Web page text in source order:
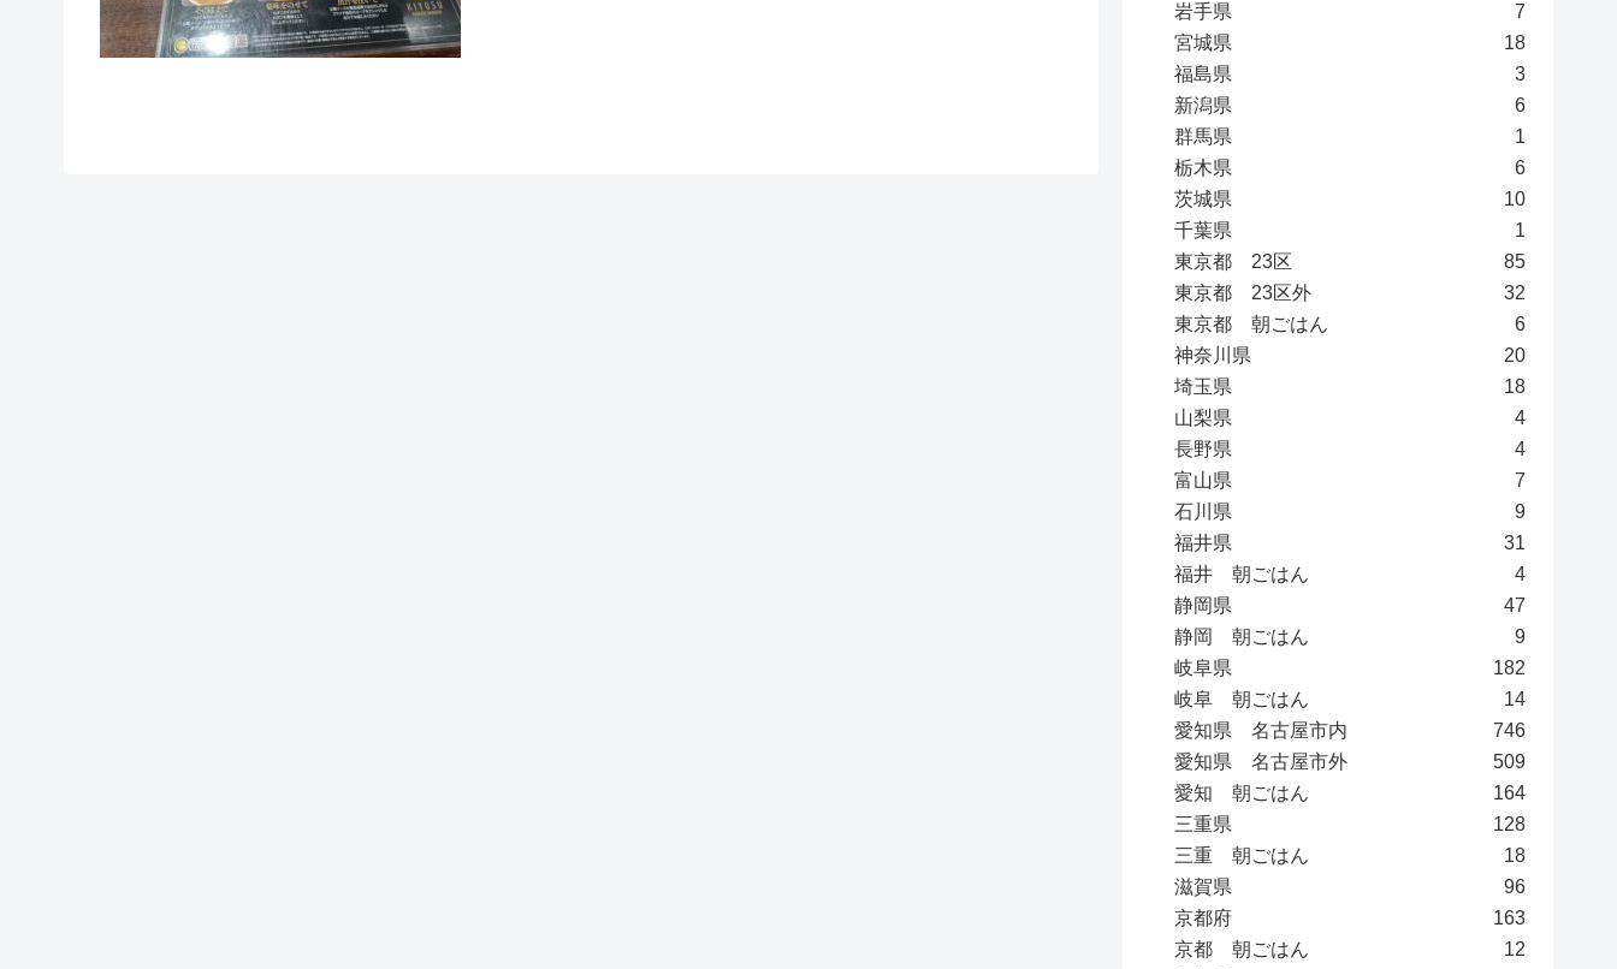
岩手県
7
宮城県
18
福島県
3
新潟県
6
群馬県
1
栃木県
6
茨城県
10
千葉県
1
東京都 23区
85
東京都 23区外
32
東京都 朝ごはん
6
神奈川県
20
埼玉県
18
山梨県
4
長野県
4
富山県
7
石川県
9
福井県
31
福井 朝ごはん
4
静岡県
47
静岡 朝ごはん
9
岐阜県
182
岐阜 朝ごはん
14
愛知県 名古屋市内
746
愛知県 名古屋市外
509
愛知 朝ごはん
164
三重県
128
三重 朝ごはん
18
滋賀県
96
京都府
163
京都 朝ごはん
12